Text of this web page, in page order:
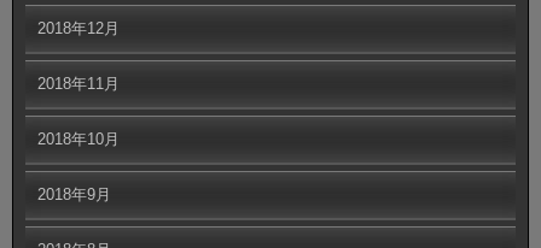
2018年12月
2018年11月
2018年10月
2018年9月